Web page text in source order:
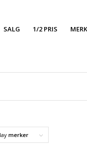
SALG 1/2 PRIS
merker